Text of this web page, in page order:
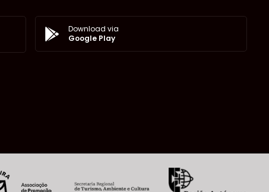
Download via
Google Play